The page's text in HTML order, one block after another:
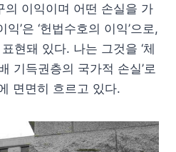
의 이익이며 어떤 손실을 가
’은 ‘헌법수호의 이익’으로,
표현돼 있다. 나는 그것을 ‘체
기득권층의 국가적 손실’로
면면히 흐르고 있다.